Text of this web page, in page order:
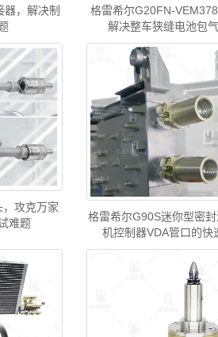
，解决制
格雷希尔G20FN-
解决整车狭缝电池包
攻克万家
难题
格雷希尔G90S迷你型密
机控制器VDA管口的快